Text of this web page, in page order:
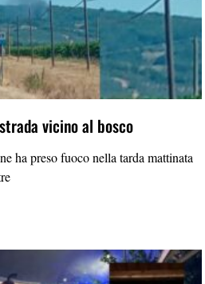
vicino al bosco
ha preso fuoco nella tarda mattinata